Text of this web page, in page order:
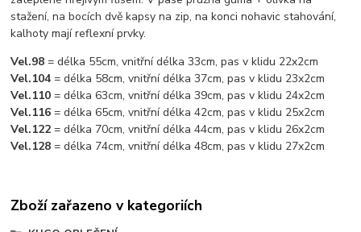
stažení, na bocích dvě kapsy na zip, na konci nohavic stahování,
kalhoty mají reflexní prvky.
Vel.98= délka 55cm, vnitřní délka 33cm, pas v klidu 22x2cm
Vel.104 = délka 58cm, vnitřní délka 37cm, pas v klidu 23x2cm
Vel.110= délka 63cm, vnitřní délka 39cm, pas v klidu 24x2cm
Vel.116= délka 65cm, vnitřní délka 42cm, pas v klidu 25x2cm
Vel.122 = délka 70cm, vnitřní délka 44cm, pas v klidu 26x2cm
Vel.128= délka 74cm, vnitřní délka 48cm, pas v klidu 27x2cm
Zboží zařazeno v kategoriích